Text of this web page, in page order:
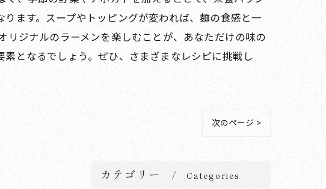
ます。スープやトッピングが変われば、麺の食感と一
ジナルのラーメンを楽しむことが、あなただけの味の
となるでしょう。ぜひ、さまざまなレシピに挑戦し
次のページ >
カテゴリー Categories